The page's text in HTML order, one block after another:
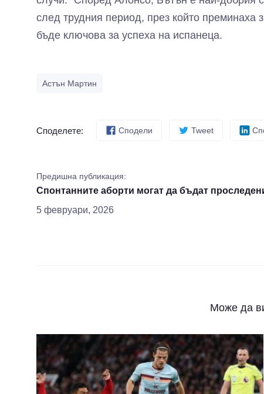
след трудния период, през който
бъде ключова за успеха на испанеца.
Астън Мартин
Споделете: Сподели Tweet
Предишна публикация:
Спонтанните аборти могат да бъдат
5 февруари, 2026
Може да